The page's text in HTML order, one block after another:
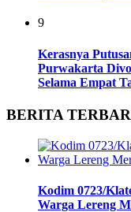
9
Kerasnya
Purwakarta
Selama Empat
BERITA
Kodim 0723/
Warga Lereng